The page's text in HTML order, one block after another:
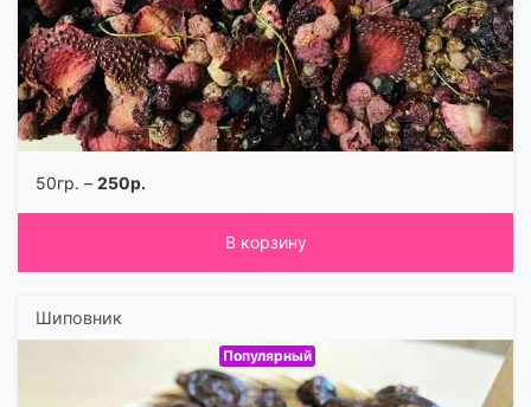
50гр. – 250р.
В корзину
Шиповник
Популярный